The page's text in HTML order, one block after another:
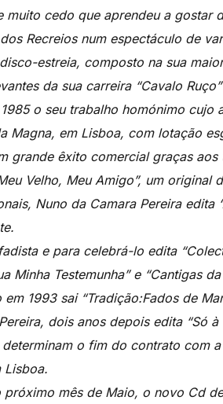
muito cedo que aprendeu a gostar
Recreios num espectáculo de
estreia, composto na sua
da sua carreira “Cavalo
o seu trabalho homónimo cujo
Magna, em Lisboa, com lotação
grande êxito comercial graças aos
Velho, Meu Amigo”, um original
Nuno da Camara Pereira edita
e para celebrá-lo edita
Minha Testemunha” e “Cantigas
1993 sai “Tradição:Fados de
dois anos depois edita “Só à
o fim do contrato com
Lisboa.
mês de Maio, o novo Cd